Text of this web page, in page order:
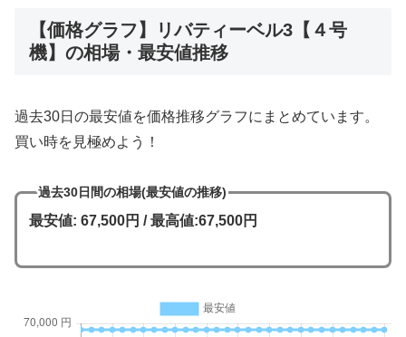
【価格グラフ】リバティーベル3【４号
機】の相場・最安値推移
過去30日の最安値を価格推移グラフにまとめています。
買い時を見極めよう！
過去30日間の相場(最安値の推移)
最安値: 67,500円 / 最高値:67,500円